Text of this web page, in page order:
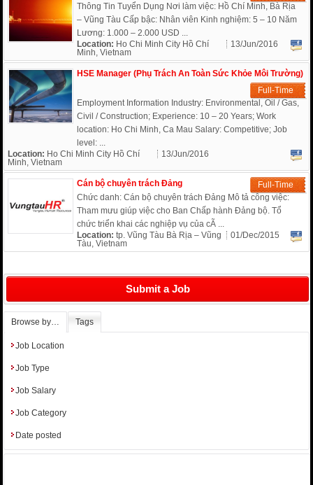
Thông Tin Tuyển Dụng Nơi làm việc: Hồ Chí Minh, Bà Rịa
– Vũng Tàu Cấp bậc: Nhân viên Kinh nghiệm: 5 – 10 Năm
Lương: 1.000 – 2.000 USD ...
Location: Ho Chi Minh City Hồ Chí
Minh, Vietnam
13/Jun/2016
HSE Manager (Phụ Trách An Toàn Sức Khỏe Môi Trường)
Full-Time
Employment Information Industry: Environmental, Oil / Gas,
Civil / Construction; Experience: 10 – 20 Years; Work
location: Ho Chi Minh, Ca Mau Salary: Competitive; Job
level: ...
Location: Ho Chi Minh City Hồ Chí
Minh, Vietnam
13/Jun/2016
Cán bộ chuyên trách Đảng
Full-Time
Chức danh: Cán bộ chuyên trách Đảng Mô tả công việc:
Tham mưu giúp việc cho Ban Chấp hành Đảng bộ. Tổ
chức triển khai các nghiệp vụ của cÃ ...
Location:tp. Vũng Tàu Bà Rịa – Vũng
Tàu, Vietnam
01/Dec/2015
Submit a Job
Browse by… Tags
Job Location
Job Type
Job Salary
Job Category
Date posted